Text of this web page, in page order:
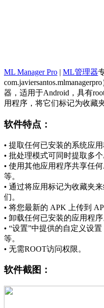
ML Manager Pro | ML管理器
器，适用于Android，具有
用程序，将它们标记为收藏
软件特点：
• 提取任何已安装的系统应
• 批处理模式可同时提取多个
• 使用其他应用程序共享任
等。
• 通过将应用标记为收藏夹
们。
• 将您最新的 APK 上传到
• 卸载任何已安装的应用程序
• “设置”中提供的自定义设
等。
• 无需ROOT访问权限。
软件截图：